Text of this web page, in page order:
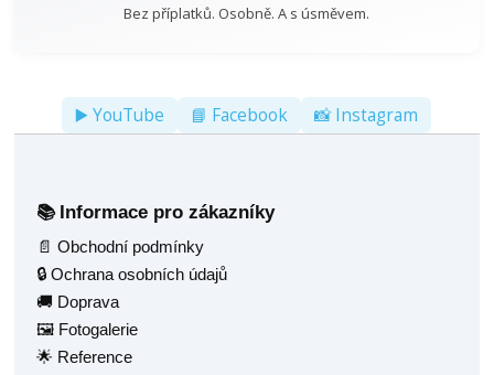
Bez příplatků. Osobně. A s úsměvem.
▶️ YouTube 📘 Facebook 📸 Instagram
📚 Informace pro zákazníky
📄 Obchodní podmínky
🔒 Ochrana osobních údajů
🚚 Doprava
🖼️ Fotogalerie
🌟 Reference